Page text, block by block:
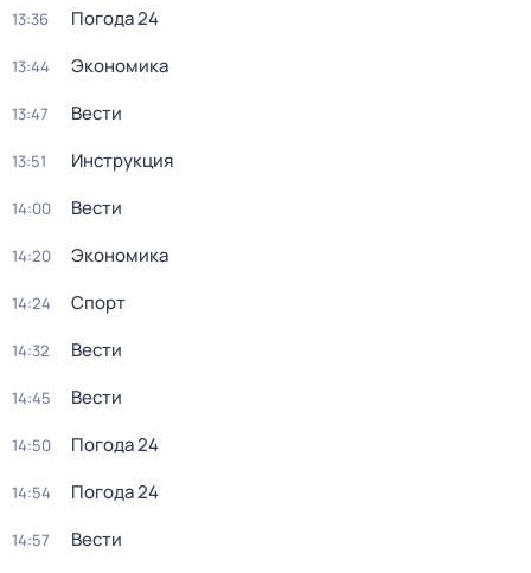
13:36 Погода 24
13:44 Экономика
13:47 Вести
13:51 Инструкция
14:00 Вести
14:20 Экономика
14:24 Спорт
14:32 Вести
14:45 Вести
14:50 Погода 24
14:54 Погода 24
14:57 Вести